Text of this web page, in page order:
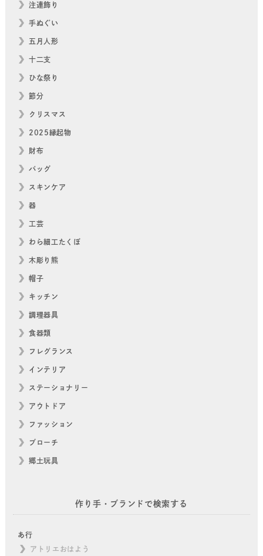
注連飾り
手ぬぐい
五月人形
十二支
ひな祭り
節分
クリスマス
2025縁起物
財布
バッグ
スキンケア
器
工芸
わら細工たくぼ
木彫り熊
帽子
キッチン
調理器具
食器類
フレグランス
インテリア
ステーショナリー
アウトドア
ファッション
ブローチ
郷土玩具
作り手・ブランドで検索する
あ行
アトリエおはよう